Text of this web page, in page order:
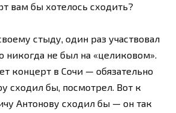
вам бы хотелось сходить?
стыду, один раз участвовал
никогда не был на «целиковом».
концерт в Сочи — обязательно
сходил бы, посмотрел. Вот к
Антонову сходил бы — он так